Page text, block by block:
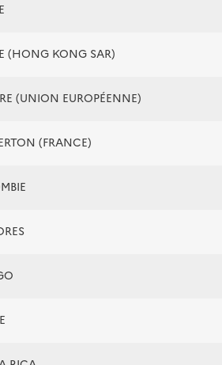
(HONG KONG SAR)
(UNION EUROPÉENNE)
(FRANCE)